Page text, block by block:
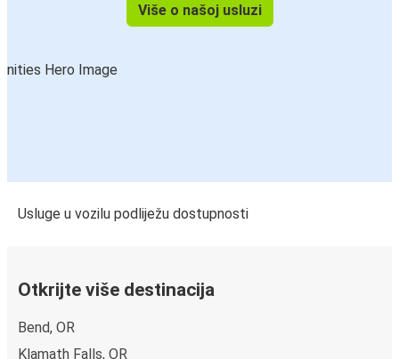
Više o našoj usluzi
Usluge u vozilu podliježu dostupnosti
Otkrijte više destinacija
Bend, OR
Klamath Falls, OR